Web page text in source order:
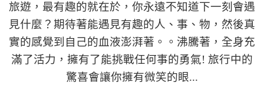
旅遊，最有趣的就在於，你永遠不知道下一刻會遇
見什麼？期待著能遇見有趣的人、事、物，然後真
實的感覺到自己的血液澎湃著。。沸騰著，全身充
滿了活力，擁有了能挑戰任何事的勇氣! 旅行中的
驚喜會讓你擁有微笑的眼...